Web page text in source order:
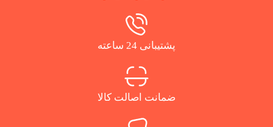
پشتیبانی 24 ساعته
ضمانت اصالت کالا